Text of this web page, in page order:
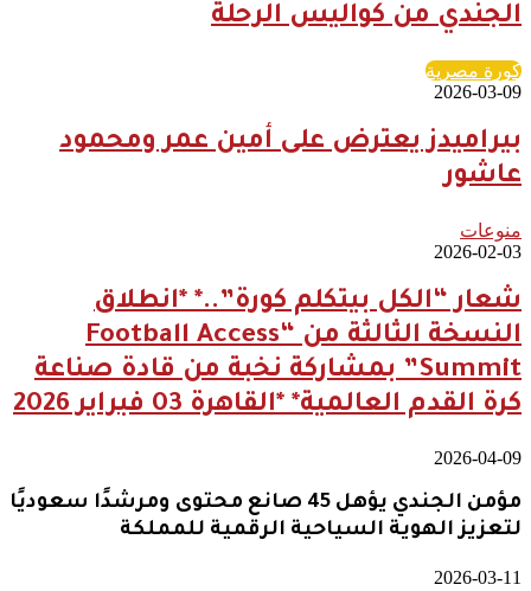
الجندي من كواليس الرحلة
كورة مصرية
2026-03-09
بيراميدز يعترض على أمين عمر ومحمود
عاشور
منوعات
2026-02-03
شعار “الكل بيتكلم كورة”..* *انطلاق
النسخة الثالثة من “Football Access
Summit” بمشاركة نخبة من قادة صناعة
كرة القدم العالمية* *القاهرة 03 فبراير 2026
2026-04-09
مؤمن الجندي يؤهل 45 صانع محتوى ومرشدًا سعوديًا
لتعزيز الهوية السياحية الرقمية للمملكة
2026-03-11